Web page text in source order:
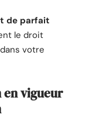
de parfait
le droit
votre
en vigueur